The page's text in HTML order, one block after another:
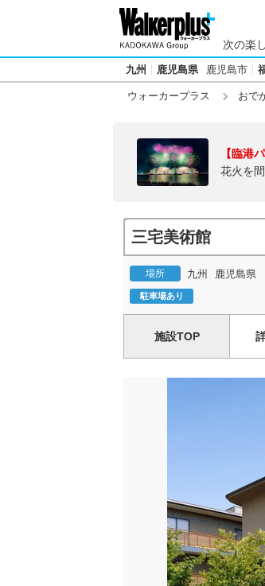
次の楽
九州 鹿児島県 鹿児島市
ウォーカープラス おで
【臨港
花火を
三宅美術館
場所 九州 鹿児島県
駐車場あり
施設TOP